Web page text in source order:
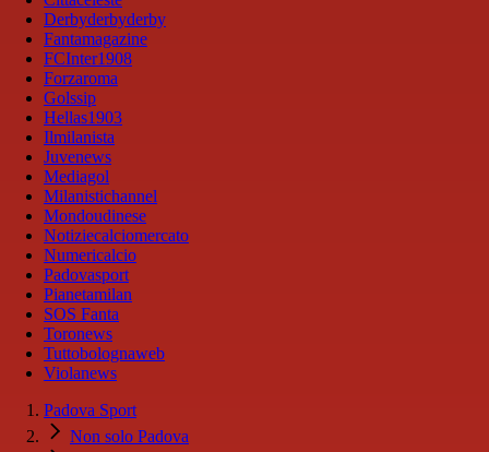
Derbyderbyderby
Fantamagazine
FCInter1908
Forzaroma
Golssip
Hellas1903
Ilmilanista
Juvenews
Mediagol
Milanistichannel
Mondoudinese
Notiziecalciomercato
Numericalcio
Padovasport
Pianetamilan
SOS Fanta
Toronews
Tuttobolognaweb
Violanews
Padova Sport
Non solo Padova